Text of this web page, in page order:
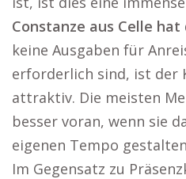
Constanze aus Celle
keine Ausgaben für
erforderlich sind, ist der
attraktiv. Die meisten
besser voran, wenn sie
eigenen Tempo
Im Gegensatz zu